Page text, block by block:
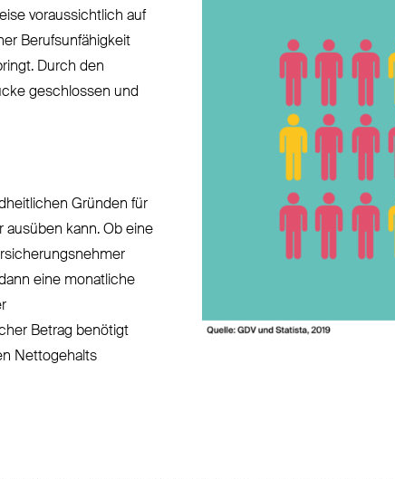
voraussichtlich auf
Berufsunfähigkeit
Durch den
geschlossen und
Gründen für
kann. Ob eine
eine monatliche
Betrag benötigt
Nettogehalts